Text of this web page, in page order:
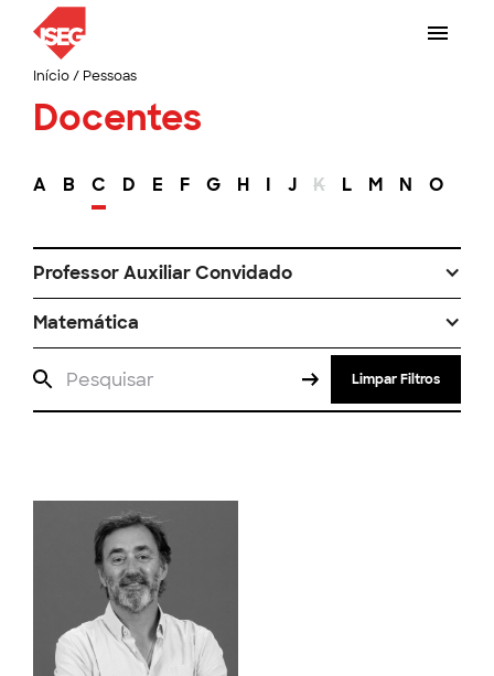
Início/ Pessoas
Docentes
A B C D E F G H I J K L M N O
Professor Auxiliar Convidado
Matemática
Limpar Filtros